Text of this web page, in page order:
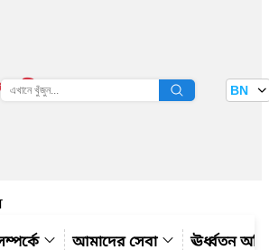
তথ্য বাতায়ন BN
আমাদের সেবা ঊর্ধ্বতন